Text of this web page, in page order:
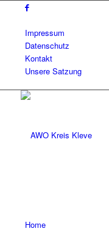
Impressum
Datenschutz
Kontakt
Unsere Satzung
Home